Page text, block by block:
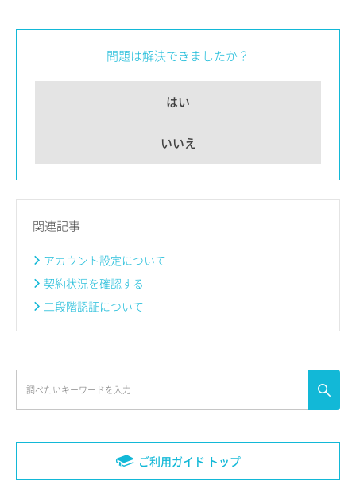
ご利用ガイド トップ
問題は解決できましたか？
はい
いいえ
関連記事
アカウント設定について
契約状況を確認する
二段階認証について